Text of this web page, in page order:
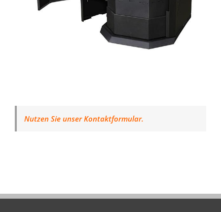
Nutzen Sie unser Kontaktformular.